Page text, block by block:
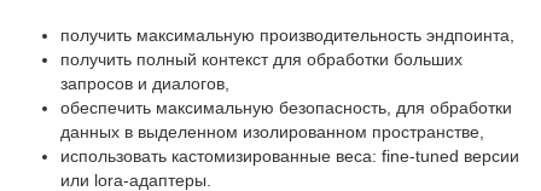
получить максимальную производительность эндпоинта,
получить полный контекст для обработки больших
запросов и диалогов,
обеспечить максимальную безопасность, для обработки
данных в выделенном изолированном пространстве,
использовать кастомизированные веса: fine-tuned версии
или lora-адаптеры.